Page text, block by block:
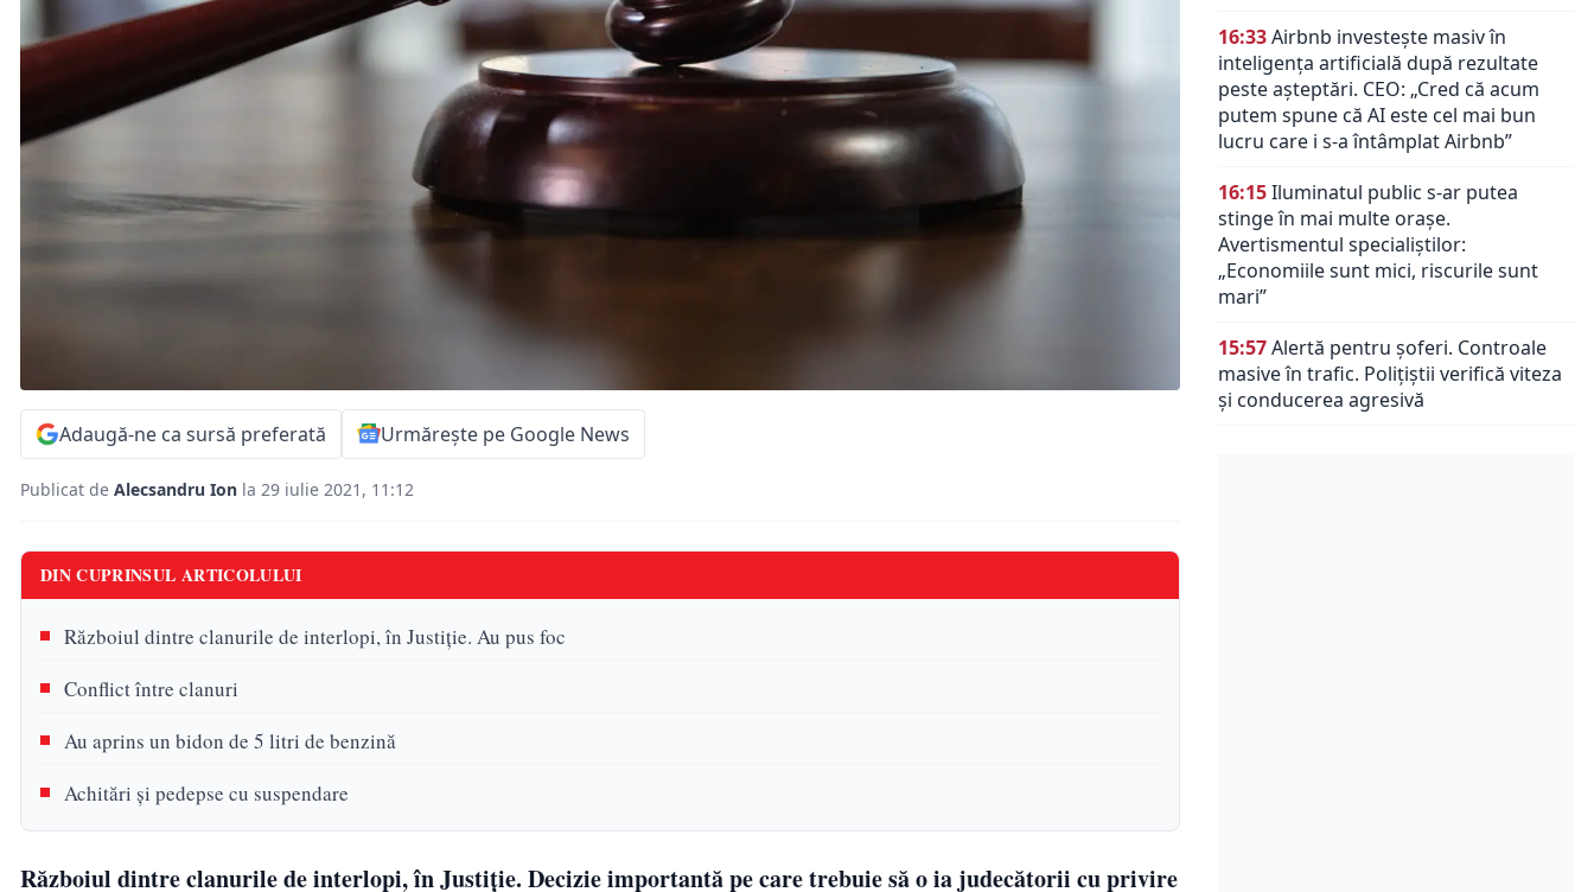
Adaugă-ne ca sursă preferată Urmărește pe Google News
Publicat de Alecsandru Ion la 29 iulie 2021, 11:12
DIN CUPRINSUL ARTICOLULUI
Războiul dintre clanurile de interlopi, în Justiție. Au pus foc
Conflict între clanuri
Au aprins un bidon de 5 litri de benzină
Achitări și pedepse cu suspendare
Războiul dintre clanurile de interlopi, în Justiție. Decizie importantă pe care trebuie să o ia judecătorii cu privire
16:33Airbnb investește masiv în
inteligența artificială după rezultate
peste așteptări. CEO: „Cred că acum
putem spune că AI este cel mai bun
lucru care i s-a întâmplat Airbnb”
16:15Iluminatul public s-ar putea
stinge în mai multe orașe.
Avertismentul specialiștilor:
„Economiile sunt mici, riscurile sunt
mari”
15:57Alertă pentru șoferi. Controale
masive în trafic. Polițiștii verifică viteza
și conducerea agresivă